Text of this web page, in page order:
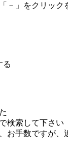
－」をクリック
る
検索して下さい
お手数ですが